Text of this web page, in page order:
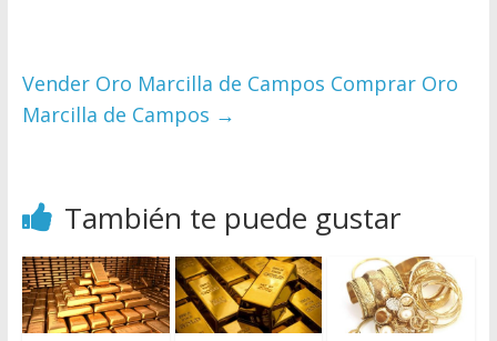
Vender Oro Marcilla de Campos Comprar Oro
Marcilla de Campos →
También te puede gustar